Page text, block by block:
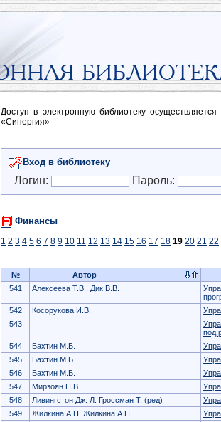
Доступ в электронную библиотеку
«Синергия»
Вход в библиотеку
Логин: Пароль:
Финансы
1 2 3 4 5 6 7 8 9 10 11 12 13 14 15 16 17 18 19 20 21 22
№ Автор
541
Алексеева Т.В., Дик В.В.
542
Косорукова И.В.
543
под
544
Бахтин М.Б.
545
Бахтин М.Б.
546
Бахтин М.Б.
547
Мирзоян Н.В.
548
Ливингстон Дж. Л. Гроссман Т. (ред)
549
Жилкина А.Н. Жилкина А.Н